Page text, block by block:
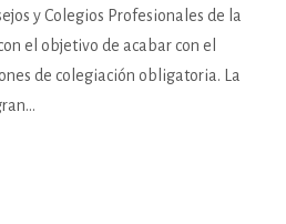
y Colegios Profesionales de la
el objetivo de acabar con el
de colegiación obligatoria. La